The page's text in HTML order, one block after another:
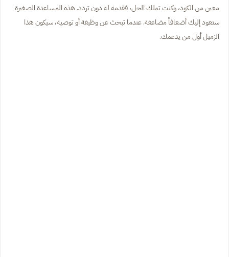
معين من الكود، وكنت تملك الحل، فقدمه له دون تردد. هذه المساعدة الصغيرة
ستعود إليك أضعافاً مضاعفة. عندما تبحث عن وظيفة أو توصية، سيكون هذا
الزميل أول من يدعمك.